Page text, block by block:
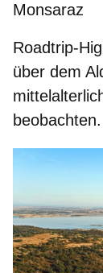
Monsaraz
Roadtrip-
über dem
beobachten.